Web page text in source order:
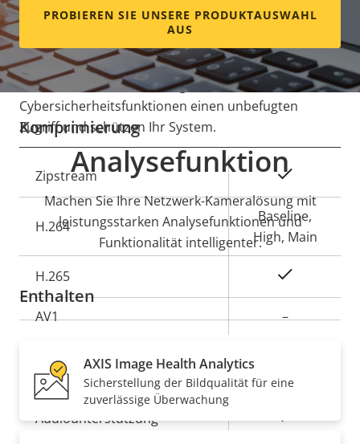
Kamera integriert sind ein Überspannungsschutz
(Bahnnormen) und ein Manipulationsschalter, um
einen sicheren Betrieb zu gewährleisten. Darüber
hinaus verhindern die integrierten
Cybersicherheitsfunktionen einen unbefugten
Zugriff und schützen Ihr System.
Wechselobjektiv Ja
Komprimierung
Eigentumsbeschreibung Eigentumswert
Zipstream
H.264
Baseline,
High, Main
H.265
AV1 –
Audio
Eigentumsbeschreibung Eigentumswert
Audiounterstützung Ja
PROBIEREN SIE UNSERE PRODUKTAUSWAHL
AUS
Analysefunktion
Machen Sie Ihre Netzwerk-Kameralösung mit
leistungsstarken Analysefunktionen und
Funktionalität intelligenter.
Enthalten
AXIS Image Health Analytics
Sicherstellung der Bildqualität für eine
zuverlässige Überwachung